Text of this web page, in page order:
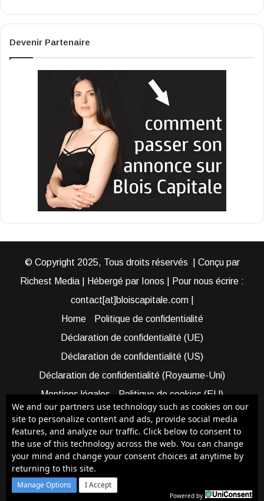
Devenir Partenaire
© Copyright 2025, Tous droits réservés | Conçu par
Richest Media | Hébergé par Ionos | Pour nous écrire :
contact[at]bloiscapitale.com |
Home
Politique de confidentialité
Déclaration de confidentialité (UE)
Déclaration de confidentialité (US)
Déclaration de confidentialité (Royaume-Uni)
Mentions légales
Politique de cookies (EU)
Cookie Policy (AUS)
Cookie Policy (US)
Qui sommes-nous ?
Participer à Blois Capitale
Bénéficier d’une assistance
FacebookYouTube
We and our partners use technology such as cookies on our
site to personalize content and ads, provide social media
features, and analyze our traffic. Click below to consent to
the use of this technology across the web. You can change
your mind and change your consent choices at anytime by
returning to this site.
Manage Options I Accept
Powered by